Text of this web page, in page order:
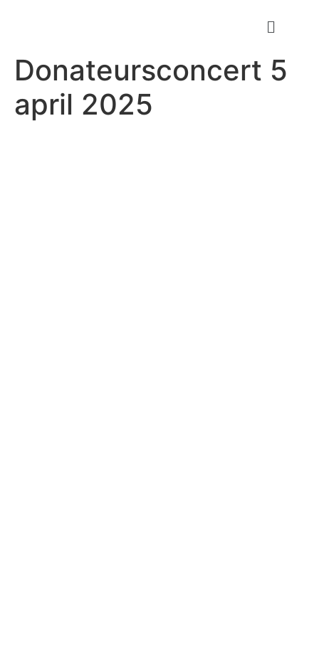
Donateursconcert 5
april 2025